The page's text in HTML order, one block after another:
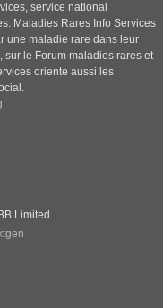
service national
Maladies Rares Info Services
une maladie rare dans leur
le Forum maladies rares et
oriente aussi les
Limited